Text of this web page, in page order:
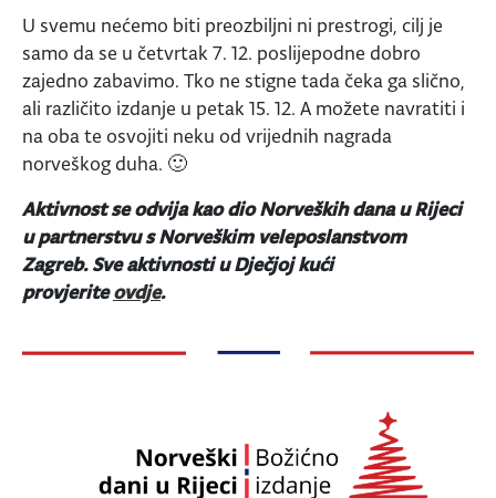
U svemu nećemo biti preozbiljni ni prestrogi, cilj je
samo da se u četvrtak 7. 12. poslijepodne dobro
zajedno zabavimo. Tko ne stigne tada čeka ga slično,
ali različito izdanje u petak 15. 12. A možete navratiti i
na oba te osvojiti neku od vrijednih nagrada
norveškog duha. 🙂
Aktivnost se odvija kao dio Norveških dana u Rijeci
u partnerstvu s Norveškim veleposlanstvom
Zagreb.Sve aktivnosti u Dječjoj kući
provjeriteovdje.